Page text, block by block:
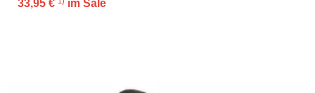
33,95 € im Sale